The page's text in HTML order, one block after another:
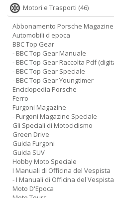
Motori e Trasporti (46)
Abbonamento Porsche
Automobili d epoca
BBC Top Gear
- BBC Top Gear Manuale
- BBC Top Gear Raccolta Pdf
- BBC Top Gear Speciale
- BBC Top Gear Youngtimer
Enciclopedia Porsche
Ferro
Furgoni Magazine
- Furgoni Magazine Speciale
Gli Speciali di Motociclismo
Green Drive
Guida Furgoni
Guida SUV
Hobby Moto Speciale
I Manuali di Officina del Vespista
- I Manuali di Officina del
Moto D'Epoca